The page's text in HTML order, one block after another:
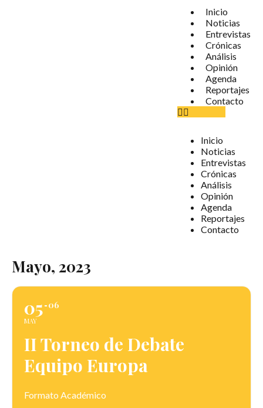
Inicio
Noticias
Entrevistas
Crónicas
Análisis
Opinión
Agenda
Reportajes
Contacto
Inicio
Noticias
Entrevistas
Crónicas
Análisis
Opinión
Agenda
Reportajes
Contacto
Mayo, 2023
05
MAY
06
II Torneo de Debate
Equipo Europa
Formato Académico